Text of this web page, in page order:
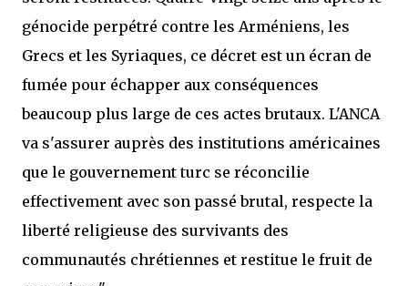
génocide perpétré contre les Arméniens, les
Grecs et les Syriaques, ce décret est un écran de
fumée pour échapper aux conséquences
beaucoup plus large de ces actes brutaux. L'ANCA
va s'assurer auprès des institutions américaines
que le gouvernement turc se réconcilie
effectivement avec son passé brutal, respecte la
liberté religieuse des survivants des
communautés chrétiennes et restitue le fruit de